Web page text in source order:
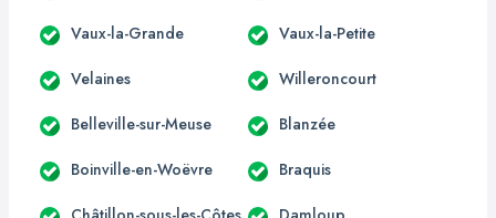
Vaux-la-Grande Vaux-la-Petite
Velaines Willeroncourt
Belleville-sur-Meuse Blanzée
Boinville-en-Woëvre Braquis